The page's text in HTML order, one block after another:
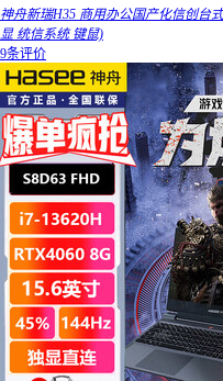
神舟新瑞H35 商用办公国产化信创台
显 统信系统 键鼠)
9条评价